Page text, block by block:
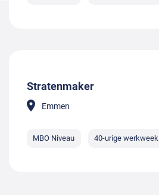
Stratenmaker
Emmen
MBO Niveau 40-urige werkweek